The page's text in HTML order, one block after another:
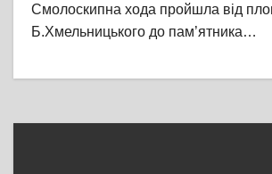
Смолоскипна хода пройшла від
Б.Хмельницького до пам’ятника…